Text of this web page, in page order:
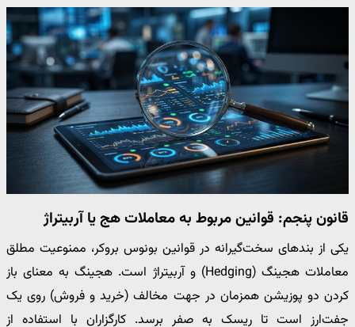
قانون پنجم: قوانین مربوط به معاملات هج یا آربیتراژ
یکی از بندهای سخت‌گیرانه در قوانین بونوس بروکر، ممنوعیت مطلق
معاملات هجینگ (Hedging) و آربیتراژ است. هجینگ به معنای باز
کردن دو پوزیشن همزمان در جهت مخالف (خرید و فروش) روی یک
جفت‌ارز است تا ریسک به صفر برسد. کارگزاران با استفاده از